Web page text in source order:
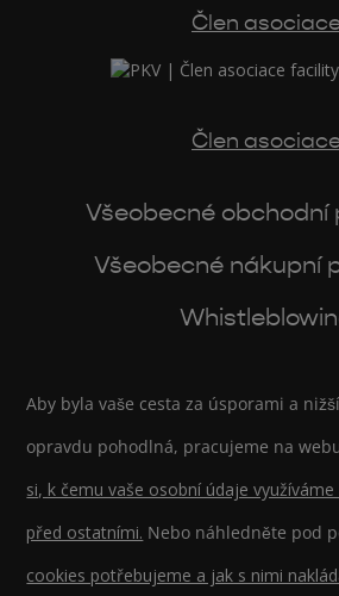
Člen
Člen
Všeobecné obchodní
Všeobecné nákupní
Aby byla vaše cesta za úsporami a
opravdu pohodlná, pracujeme na
si, k čemu vaše osobní údaje
před ostatními. Nebo náhledněte pod
cookies potřebujeme a jak s nimi